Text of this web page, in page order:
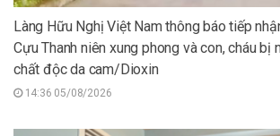
Làng Hữu Nghị Việt Nam thông báo tiếp
Cựu Thanh niên xung phong và con, cháu bị
chất độc da cam/Dioxin
14:36 05/08/2026